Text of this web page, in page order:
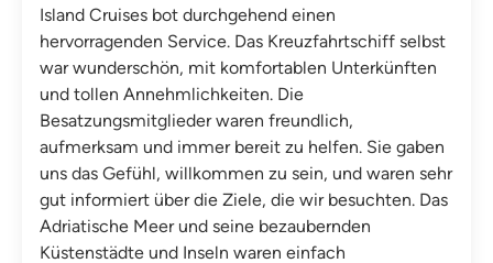
Island Cruises bot durchgehend einen
hervorragenden Service. Das Kreuzfahrtschiff selbst
war wunderschön, mit komfortablen Unterkünften
und tollen Annehmlichkeiten. Die
Besatzungsmitglieder waren freundlich,
aufmerksam und immer bereit zu helfen. Sie gaben
uns das Gefühl, willkommen zu sein, und waren sehr
gut informiert über die Ziele, die wir besuchten. Das
Adriatische Meer und seine bezaubernden
Küstenstädte und Inseln waren einfach